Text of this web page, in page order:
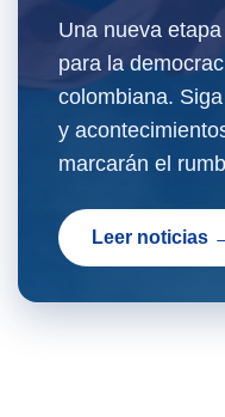
Una nueva
para la
colombiana.
y
marcarán el
Leer noticias